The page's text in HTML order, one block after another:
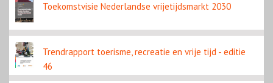
Toekomstvisie Nederlandse vrijetijdsmarkt 2030
Trendrapport toerisme, recreatie en vrije tijd - editie
46